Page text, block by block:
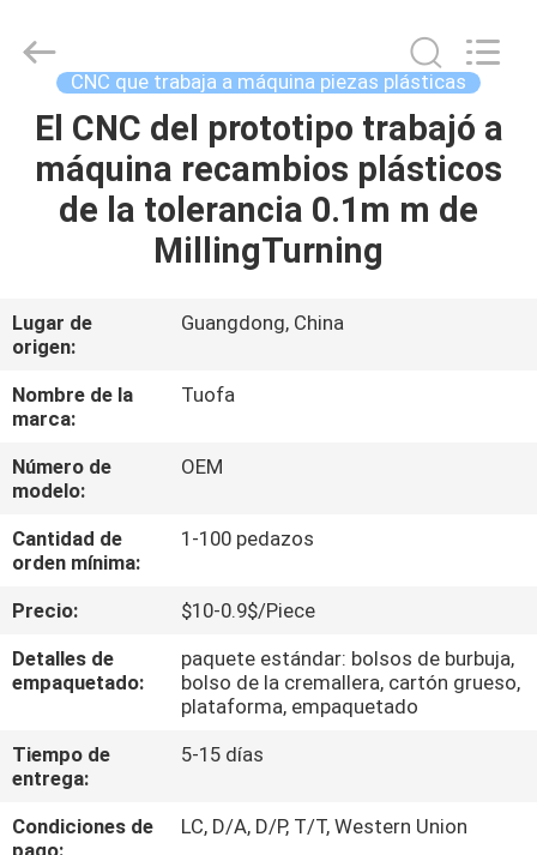
EN
CASA.
PRODUCTOS
SOBRE
NOSOTROS
RECORRIDO
POR
LA
FÁBRICA
DE
CONTACTA
CON
Tuofa
Technology
Reserved.
CNC que trabaja a máquina piezas plásticas
El CNC del prototipo trabajó a
máquina recambios plásticos
de la tolerancia 0.1m m de
MillingTurning
Lugar de
origen:
Guangdong, China
Nombre de la
marca:
Tuofa
Número de
modelo:
OEM
Cantidad de
orden mínima:
1-100 pedazos
Precio:
$10-0.9$/Piece
Detalles de
empaquetado:
paquete estándar: bolsos de burbuja,
bolso de la cremallera, cartón grueso,
plataforma, empaquetado
Tiempo de
entrega:
5-15 días
Condiciones de
LC, D/A, D/P, T/T, Western Union